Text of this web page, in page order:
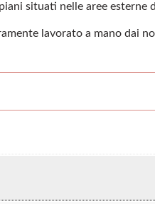
situati nelle aree esterne
lavorato a mano dai